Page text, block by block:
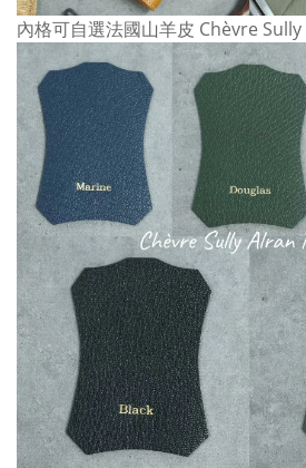
內格可自選法國山羊皮 Chèvre Sully